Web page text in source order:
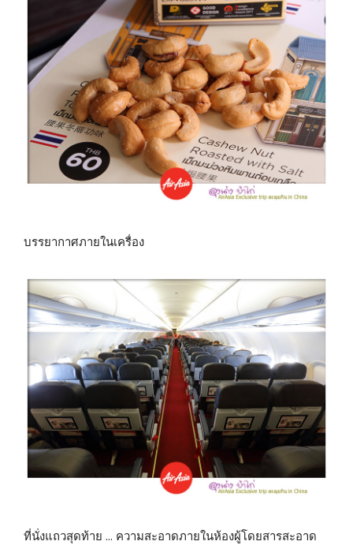
บรรยากาศภายในเครื่อง
ที่นั่งแถวสุดท้าย … ความสะอาดภายในห้องผู้โดยสารสะอาด